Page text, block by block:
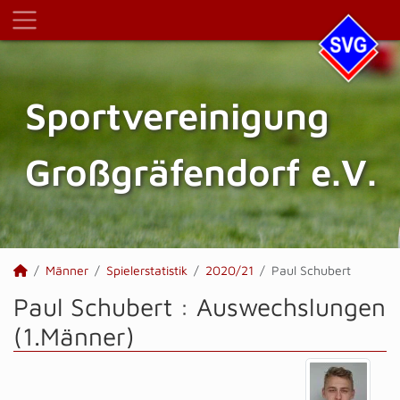
Sportvereinigung
Großgräfendorf e.V.
Männer Spielerstatistik 2020/21 Paul Schubert
Paul Schubert : Auswechslungen
(1.Männer)